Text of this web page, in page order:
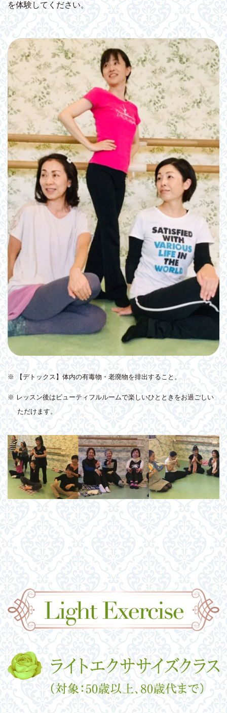
を体験してください。
※ 【デトックス】体内の有毒物・老廃物を排出すること。
※ レッスン後はビューティフルルームで楽しいひとときをお過ごしい
ただけます。